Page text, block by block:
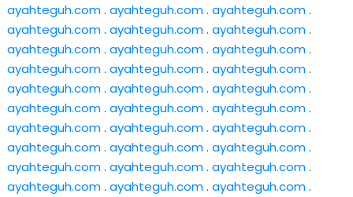
ayahteguh.com. ayahteguh.com. ayahteguh.com.
ayahteguh.com. ayahteguh.com. ayahteguh.com.
ayahteguh.com. ayahteguh.com. ayahteguh.com.
ayahteguh.com. ayahteguh.com. ayahteguh.com.
ayahteguh.com. ayahteguh.com. ayahteguh.com.
ayahteguh.com. ayahteguh.com. ayahteguh.com.
ayahteguh.com. ayahteguh.com. ayahteguh.com.
ayahteguh.com. ayahteguh.com. ayahteguh.com.
ayahteguh.com. ayahteguh.com. ayahteguh.com.
ayahteguh.com. ayahteguh.com. ayahteguh.com.